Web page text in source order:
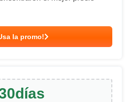
la promo!
días